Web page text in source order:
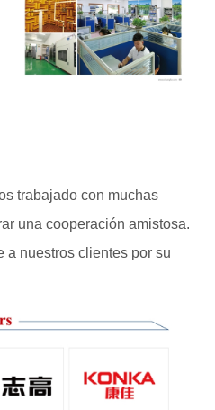
trabajado con muchas
una cooperación amistosa.
a nuestros clientes por su